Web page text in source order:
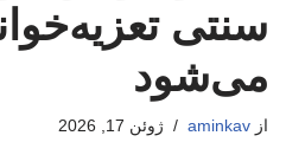
سنتی
می‌شود
از aminkav ژوئن 17, 2026